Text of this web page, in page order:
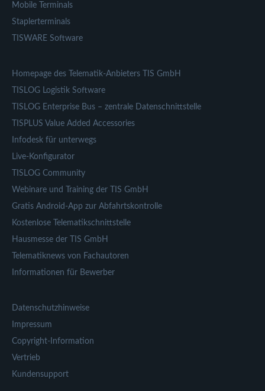
Mobile Terminals
Staplerterminals
TISWARE Software
Homepage des Telematik-Anbieters TIS GmbH
TISLOG Logistik Software
TISLOG Enterprise Bus – zentrale Datenschnittstelle
TISPLUS Value Added Accessories
Infodesk für unterwegs
Live-Konfigurator
TISLOG Community
Webinare und Training der TIS GmbH
Gratis Android-App zur Abfahrtskontrolle
Kostenlose Telematikschnittstelle
Hausmesse der TIS GmbH
Telematiknews von Fachautoren
Informationen für Bewerber
Datenschutzhinweise
Impressum
Copyright-Information
Vertrieb
Kundensupport